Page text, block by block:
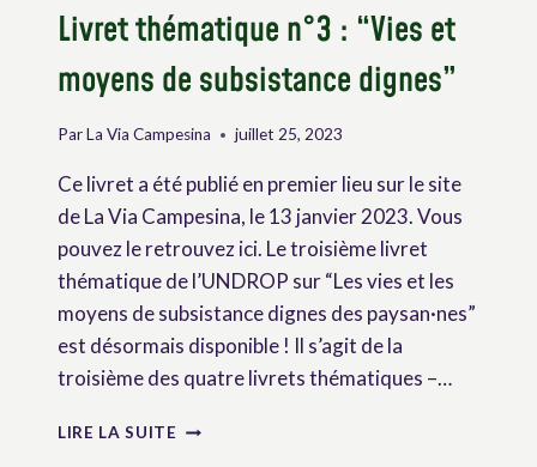
Livret thématique n°3 : “Vies et
moyens de subsistance dignes”
ParLa Via Campesina juillet 25, 2023
Ce livret a été publié en premier lieu sur le site
de La Via Campesina, le 13 janvier 2023. Vous
pouvez le retrouvez ici. Le troisième livret
thématique de l’UNDROP sur “Les vies et les
moyens de subsistance dignes des paysan·nes”
est désormais disponible ! Il s’agit de la
troisième des quatre livrets thématiques –…
LIRE LA SUITE LIVRET